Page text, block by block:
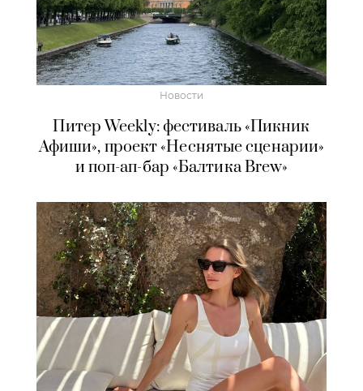
Новости
Питер Weekly: фестиваль «Пикник
Афиши», проект «Неснятые сценарии»
и поп-ап-бар «Балтика Brew»